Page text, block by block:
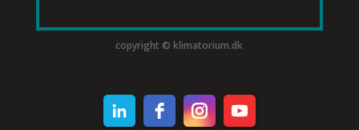
copyright © klimatorium.dk